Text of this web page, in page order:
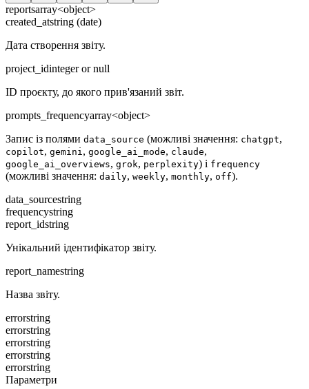
reportsarray<object>
created_atstring (date)
Дата створення звіту.
project_idinteger or null
ID проєкту, до якого прив'язаний звіт.
prompts_frequencyarray<object>
Запис із полями data_source (можливі значення: chatgpt,
copilot, gemini, google_ai_mode, claude,
google_ai_overviews, grok, perplexity) і frequency
(можливі значення: daily, weekly, monthly, off).
data_sourcestring
frequencystring
report_idstring
Унікальний ідентифікатор звіту.
report_namestring
Назва звіту.
errorstring
errorstring
errorstring
errorstring
errorstring
Параметри